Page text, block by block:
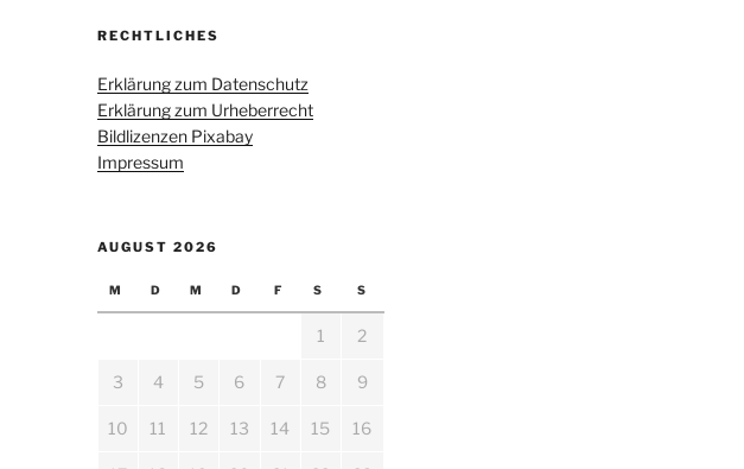
RECHTLICHES
Erklärung zum Datenschutz
Erklärung zum Urheberrecht
Bildlizenzen Pixabay
Impressum
AUGUST 2026
M D M D F S S
1 2
3 4 5 6 7 8 9
10 11 12 13 14 15 16